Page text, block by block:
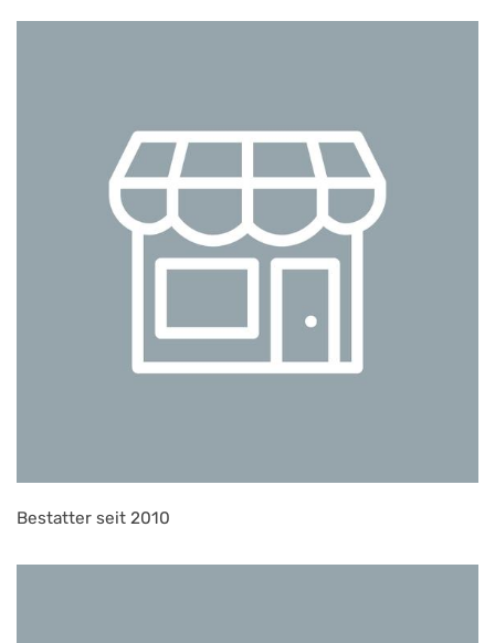
Bestatter seit 2010